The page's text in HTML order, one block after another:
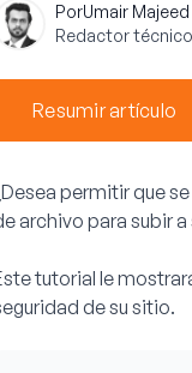
PorUmair Majeed
Redactor técnico
Resumir artículo
permitir que
archivo para subir
tutorial le
de su sitio.